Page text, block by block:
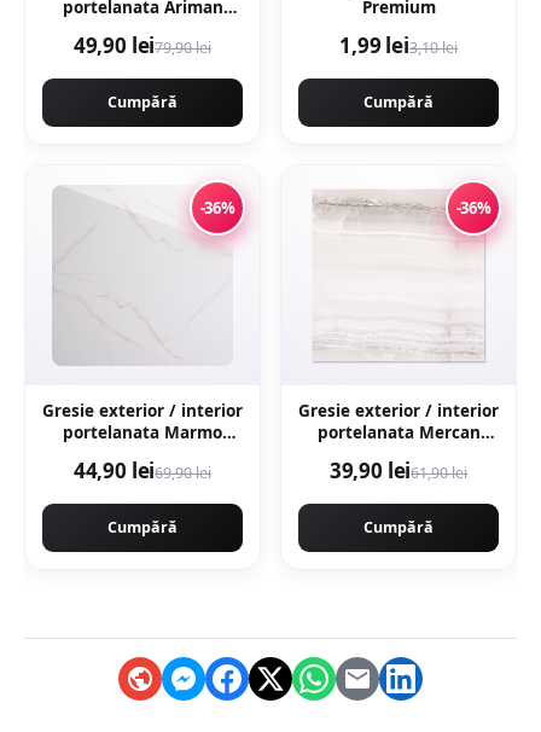
portelanata Ariman
rectificata aspect
49,90 lei79,90 lei
Cumpără
Premium
1,99 lei3,10 lei
Cumpără
-36%
Gresie exterior / interior
portelanata Marmo
lucioasa rectificata tip
44,90 lei69,90 lei
Cumpără
-36%
Gresie exterior / interior
portelanata Mercan
lucioasa tip marmura
39,90 lei61,90 lei
Cumpără